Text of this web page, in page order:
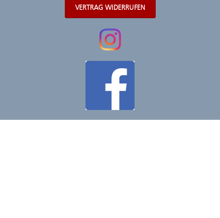
VERTRAG WIDERRUFEN